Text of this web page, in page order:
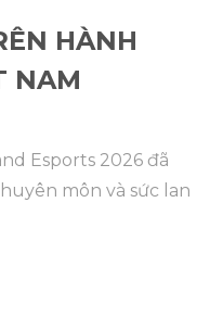
HÀNH
NAM
Esports 2026 đã
môn và sức lan